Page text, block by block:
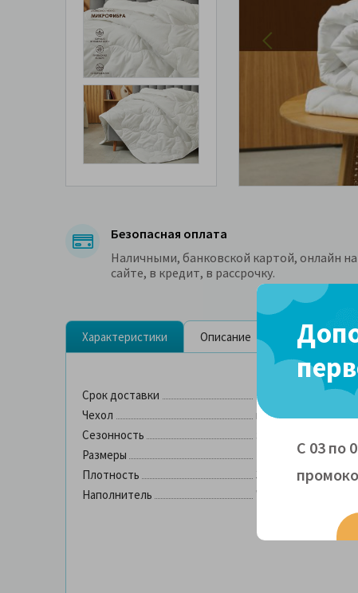
Безопасная оплата
Наличными, банковской картой, онлайн на
сайте, в кредит, в рассрочку.
Характеристики Описание Сертификаты
Срок доставки
1-2 дня
Чехол
микрофибра
Сезонность
Размеры
140х205, 172х205,
Плотность
350 гр/м2
Наполнитель
"Лебяжий пух"
С 03 по